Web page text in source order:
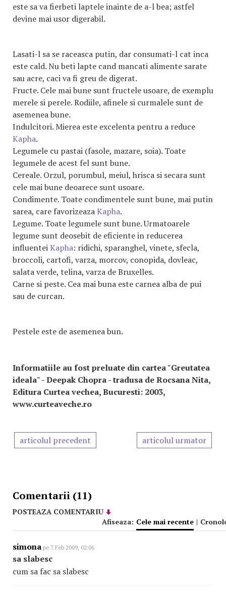
este sa va fierbeti laptele inainte de a-l bea; astfel
devine mai usor digerabil.
Lasati-l sa se raceasca putin, dar consumati-l cat inca
este cald. Nu beti lapte cand mancati alimente sarate
sau acre, caci va fi greu de digerat.
Fructe. Cele mai bune sunt fructele usoare, de exemplu
merele si perele. Rodiile, afinele si curmalele sunt de
asemenea bune.
Indulcitori.Mierea este excelenta pentru a reduce
Kapha.
Legumele cu pastai (fasole, mazare, soia). Toate
legumele de acest fel sunt bune.
Cereale. Orzul, porumbul, meiul, hrisca si secara sunt
cele mai bune deoarece sunt usoare.
Condimente. Toate condimentele sunt bune, mai putin
sarea, care favorizeazaKapha.
Legume. Toate legumele sunt bune. Urmatoarele
legume sunt deosebit de eficiente in reducerea
influenteiKapha: ridichi, sparanghel, vinete, sfecla,
broccoli, cartofi, varza, morcov, conopida, dovleac,
salata verde, telina, varza de Bruxelles.
Carne si peste. Cea mai buna este carnea alba de pui
sau de curcan.
Pestele este de asemenea bun.
Informatiile au fost preluate din cartea "Greutatea
ideala" - Deepak Chopra - tradusa de Rocsana Nita,
Editura Curtea vechea, Bucuresti: 2003,
www.curteaveche.ro
articolul precedent articolul urmator
Comentarii (11)
POSTEAZA COMENTARIU
Afiseaza: Cele mai recente |
simona pe 7 Feb 2009, 02:06
sa slabesc
cum sa fac sa slabesc